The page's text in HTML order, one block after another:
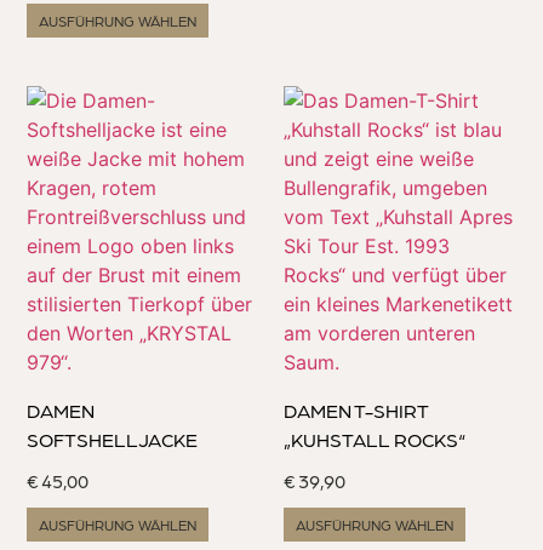
AUSFÜHRUNG WÄHLEN
DAMEN
SOFTSHELLJACKE
€45,00
AUSFÜHRUNG WÄHLEN
DAMEN T-SHIRT
„KUHSTALL ROCKS“
€ 39,90
AUSFÜHRUNG WÄHLEN